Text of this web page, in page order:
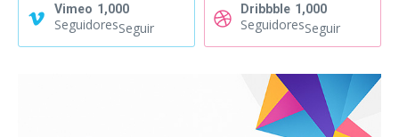
Vimeo 1,000
SeguidoresSeguir
Dribbble 1,000
SeguidoresSeguir